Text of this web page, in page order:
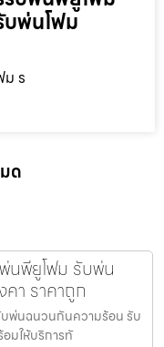
พ่นโฟม
ม ร
ด
นพียูโฟม รับพ่น
า ราคาถูก
พ่นฉนวนกันความร้อน รับ
มให้บริการทั